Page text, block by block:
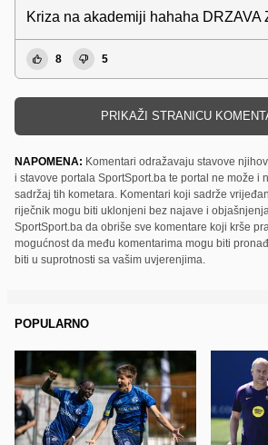
Kriza na akademiji hahaha DRZAVA
8 5
PRIKAŽI STRANICU
NAPOMENA: Komentari odražavaju stavove
i stavove portala SportSport.ba te portal ne može i
sadržaj tih kometara. Komentari koji sadrže
riječnik mogu biti uklonjeni bez najave i
SportSport.ba da obriše sve komentare koji krše
mogućnost da među komentarima mogu biti
biti u suprotnosti sa vašim uvjerenjima.
POPULARNO